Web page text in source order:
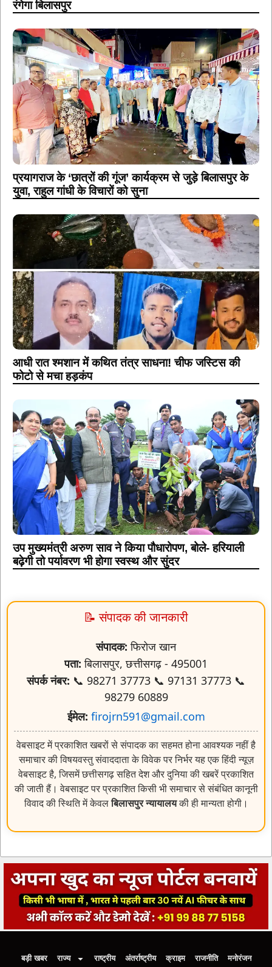
प्रयागराज के ‘छात्रों की गूंज’ कार्यक्रम से जुड़े बिलासपुर के
युवा, राहुल गांधी के विचारों को सुना
आधी रात श्मशान में कथित तंत्र साधना! चीफ जस्टिस की
फोटो से मचा हड़कंप
उप मुख्यमंत्री अरुण साव ने किया पौधारोपण, बोले- हरियाली
बढ़ेगी तो पर्यावरण भी होगा स्वस्थ और सुंदर
📝 संपादक की जानकारी
संपादक:फिरोज खान
बिलासपुर, छत्तीसगढ़ - 495001
📞 98271 37773 📞 97131 37773 📞
98279 60889
ईमेल: firojrn591@gmail.com
वेबसाइट में प्रकाशित खबरों से संपादक का सहमत होना आवश्यक नहीं है
समाचार की विषयवस्तु संवाददाता के विवेक पर निर्भर यह एक हिंदी न्यूज़
वेबसाइट है, जिसमें छत्तीसगढ़ सहित देश और दुनिया की खबरें प्रकाशित
की जाती हैं। वेबसाइट पर प्रकाशित किसी भी समाचार से संबंधित कानूनी
विवाद की स्थिति में केवलबिलासपुर न्यायालयकी ही मान्यता होगी।
बड़ी खबर राज्य राष्ट्रीय अंतर्राष्ट्रीय क्राइम राजनीति
मनोरंजन
खेल
विडिओ ई-पेपर